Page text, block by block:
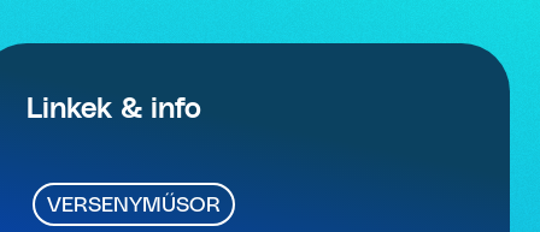
Linkek & info
VERSENYMŰSOR